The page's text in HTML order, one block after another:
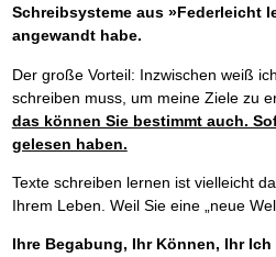
Schreibsysteme aus »Federleicht
angewandt habe.
Der große Vorteil: Inzwischen weiß
schreiben muss, um meine Ziele zu
das können Sie bestimmt auch.
gelesen haben.
Texte schreiben lernen ist vielleicht
Ihrem Leben. Weil Sie eine „neue
Ihre Begabung, Ihr Können, Ihr